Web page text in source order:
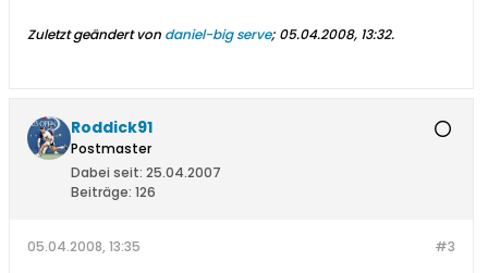
Zuletzt geändert von daniel-big serve; 05.04.2008, 13:32.
Roddick91
Postmaster
Dabei seit: 25.04.2007
Beiträge: 126
#3
05.04.2008, 13:35